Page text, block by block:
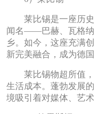
莱比锡是一座历史
闻名——巴赫、瓦格纳
乡。如今，这座充满
新完美融合，成为德
莱比锡物超所值，
生活成本。蓬勃发展
境吸引着对媒体、艺